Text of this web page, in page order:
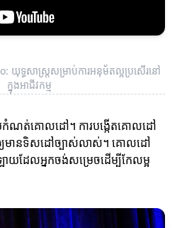
ទ្ធសាស្ត្រសម្រាប់ការអនុម័តល្អប្រសើរនៅ
ក្នុងអាជីវកម្ម
ណត់គោលដៅ។ ការបង្កើតគោលដៅ
ឲ្យមានទិសដៅច្បាស់លាស់។ គោលដៅ
យដែលអ្នកចង់សម្រេចដើម្បីកែលម្អ